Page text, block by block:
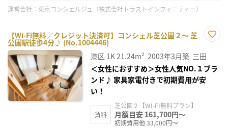
運営会社： 東京コンシェルジュ（株式会社トラストインフィニティー）
【Wi-Fi無料／クレジット決済可】コンシェル芝公園２～ 芝
公園駅徒歩4分♪ (No.1004446)
に入
り登
録
港区 1K21.24m² 2003年3月築 三田
＜女性におすすめ＞女性人気NO.１ブラ
ンド♪ 家具家電付きで初期費用が安
い！
賃料
芝公園２【WI-FI無料プラン】
月額目安 161,700円～
初期費用他 33,000円～